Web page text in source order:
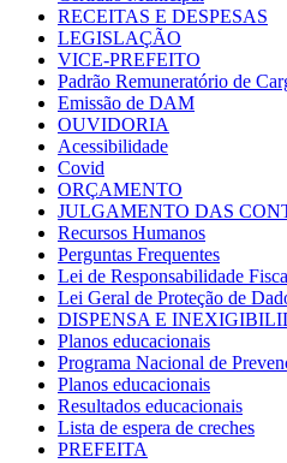
RECEITAS E DESPESAS
LEGISLAÇÃO
VICE-PREFEITO
Padrão Remuneratório de
Emissão de DAM
OUVIDORIA
Acessibilidade
Covid
ORÇAMENTO
JULGAMENTO DAS
Recursos Humanos
Perguntas Frequentes
Lei de Responsabilidade
Lei Geral de Proteção de
DISPENSA E
Planos educacionais
Programa Nacional de
Planos educacionais
Resultados educacionais
Lista de espera de creches
PREFEITA